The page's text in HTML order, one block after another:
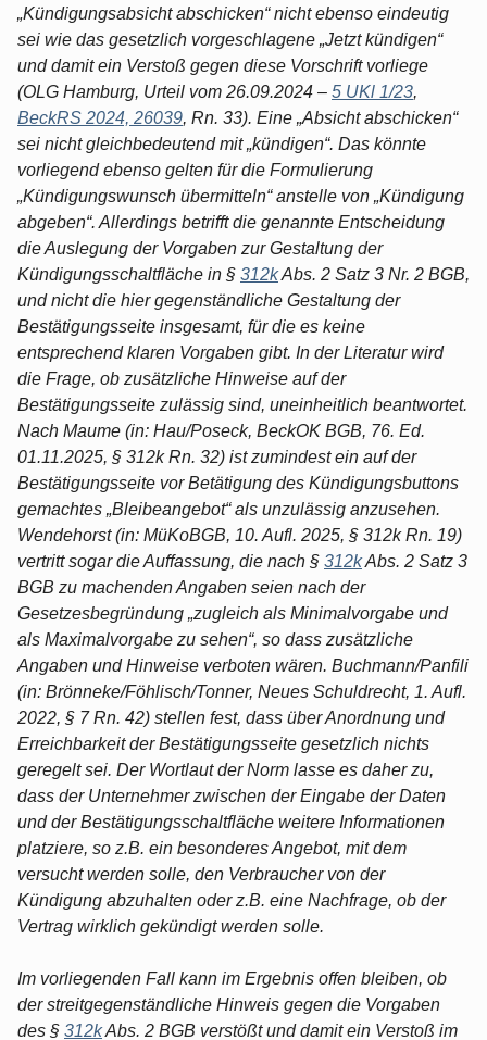
„Kündigungsabsicht abschicken“ nicht ebenso eindeutig
sei wie das gesetzlich vorgeschlagene „Jetzt kündigen“
und damit ein Verstoß gegen diese Vorschrift vorliege
(OLG Hamburg, Urteil vom 26.09.2024 – 5 UKl 1/23,
BeckRS 2024, 26039, Rn. 33). Eine „Absicht abschicken“
sei nicht gleichbedeutend mit „kündigen“. Das könnte
vorliegend ebenso gelten für die Formulierung
„Kündigungswunsch übermitteln“ anstelle von „Kündigung
abgeben“. Allerdings betrifft die genannte Entscheidung
die Auslegung der Vorgaben zur Gestaltung der
Kündigungsschaltfläche in § 312kAbs. 2 Satz 3 Nr. 2 BGB,
und nicht die hier gegenständliche Gestaltung der
Bestätigungsseite insgesamt, für die es keine
entsprechend klaren Vorgaben gibt. In der Literatur wird
die Frage, ob zusätzliche Hinweise auf der
Bestätigungsseite zulässig sind, uneinheitlich beantwortet.
Nach Maume (in: Hau/Poseck, BeckOK BGB, 76. Ed.
01.11.2025, § 312k Rn. 32) ist zumindest ein auf der
Bestätigungsseite vor Betätigung des Kündigungsbuttons
gemachtes „Bleibeangebot“ als unzulässig anzusehen.
Wendehorst (in: MüKoBGB, 10. Aufl. 2025, § 312k Rn. 19)
vertritt sogar die Auffassung, die nach § 312kAbs. 2 Satz 3
BGB zu machenden Angaben seien nach der
Gesetzesbegründung „zugleich als Minimalvorgabe und
als Maximalvorgabe zu sehen“, so dass zusätzliche
Angaben und Hinweise verboten wären. Buchmann/Panfili
(in: Brönneke/Föhlisch/Tonner, Neues Schuldrecht, 1. Aufl.
2022, § 7 Rn. 42) stellen fest, dass über Anordnung und
Erreichbarkeit der Bestätigungsseite gesetzlich nichts
geregelt sei. Der Wortlaut der Norm lasse es daher zu,
dass der Unternehmer zwischen der Eingabe der Daten
und der Bestätigungsschaltfläche weitere Informationen
platziere, so z.B. ein besonderes Angebot, mit dem
versucht werden solle, den Verbraucher von der
Kündigung abzuhalten oder z.B. eine Nachfrage, ob der
Vertrag wirklich gekündigt werden solle.
Im vorliegenden Fall kann im Ergebnis offen bleiben, ob
der streitgegenständliche Hinweis gegen die Vorgaben
des § 312kAbs. 2 BGB verstößt und damit ein Verstoß im